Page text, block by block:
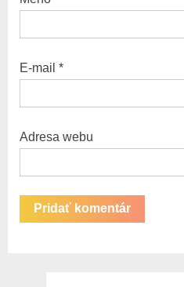
E-mail *
Adresa webu